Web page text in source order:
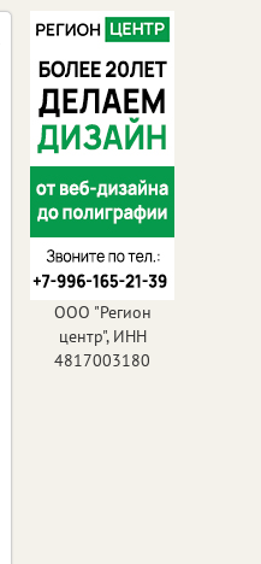
ООО "Регион
центр", ИНН
4817003180